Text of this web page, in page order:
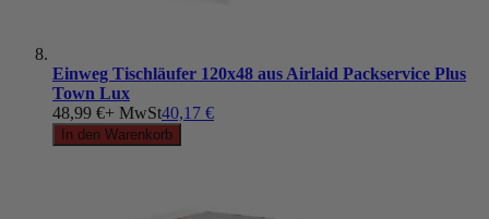
Einweg Tischläufer 120x48 aus Airlaid Packservice Plus
Town Lux
48,99 €+ MwSt40,17 €
In den Warenkorb